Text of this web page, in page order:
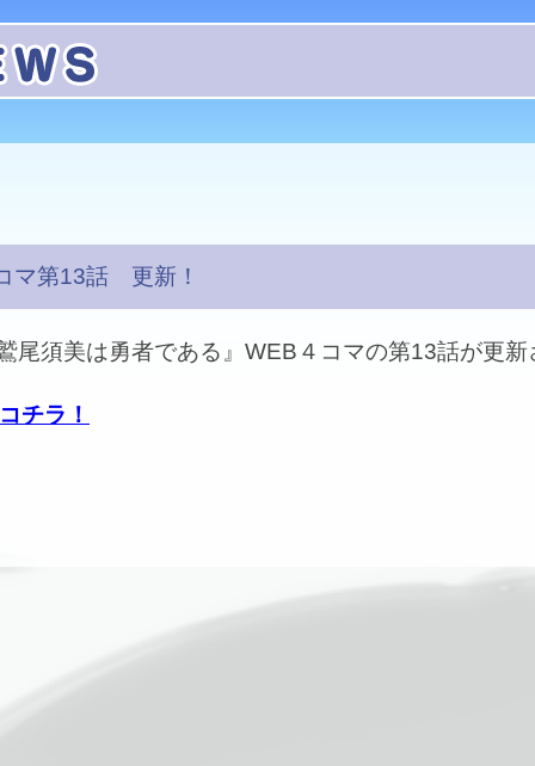
マ第13話 更新！
尾須美は勇者である』WEB４コマの第13話が更新
チラ！